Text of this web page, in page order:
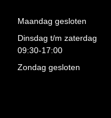
Maandag gesloten
Dinsdag t/m zaterdag
09:30-17:00
Zondag gesloten